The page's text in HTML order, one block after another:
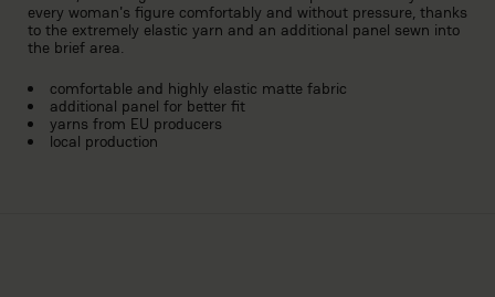
every woman's figure comfortably and without pressure, thanks
to the extremely elastic yarn and an additional panel sewn into
the brief area.
comfortable and highly elastic matte fabric
additional panel for better fit
yarns from EU producers
local production